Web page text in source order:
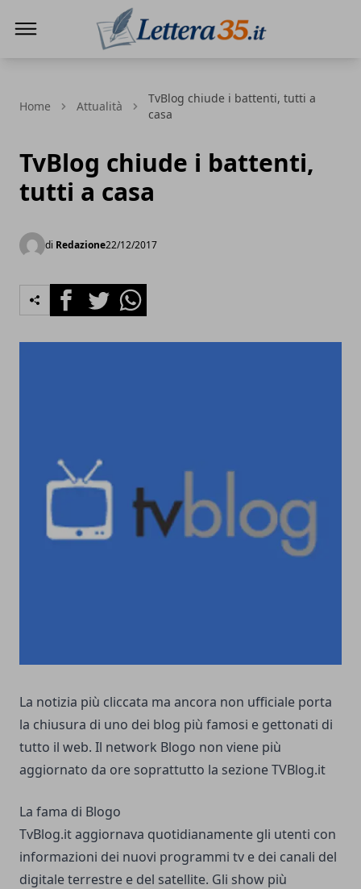
Home Attualità
TvBlog chiude i battenti, tutti a
casa
TvBlog chiude i battenti,
tutti a casa
di Redazione22/12/2017
FacebookTwitterWhatsapp
La notizia più cliccata ma ancora non ufficiale porta
la chiusura di uno dei blog più famosi e gettonati di
tutto il web. Il network Blogo non viene più
aggiornato da ore soprattutto la sezione TVBlog.it
La fama di Blogo
TvBlog.it aggiornava quotidianamente gli utenti con
informazioni dei nuovi programmi tv e dei canali del
digitale terrestre e del satellite. Gli show più